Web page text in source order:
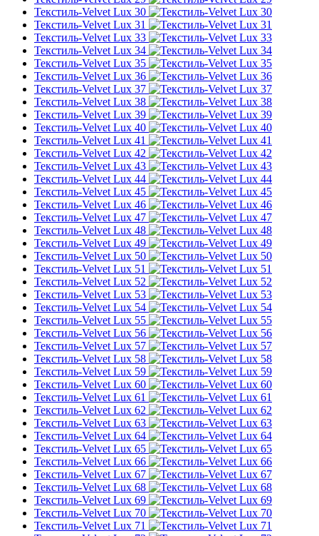
Текстиль-Velvet Lux 30
Текстиль-Velvet Lux 31
Текстиль-Velvet Lux 33
Текстиль-Velvet Lux 34
Текстиль-Velvet Lux 35
Текстиль-Velvet Lux 36
Текстиль-Velvet Lux 37
Текстиль-Velvet Lux 38
Текстиль-Velvet Lux 39
Текстиль-Velvet Lux 40
Текстиль-Velvet Lux 41
Текстиль-Velvet Lux 42
Текстиль-Velvet Lux 43
Текстиль-Velvet Lux 44
Текстиль-Velvet Lux 45
Текстиль-Velvet Lux 46
Текстиль-Velvet Lux 47
Текстиль-Velvet Lux 48
Текстиль-Velvet Lux 49
Текстиль-Velvet Lux 50
Текстиль-Velvet Lux 51
Текстиль-Velvet Lux 52
Текстиль-Velvet Lux 53
Текстиль-Velvet Lux 54
Текстиль-Velvet Lux 55
Текстиль-Velvet Lux 56
Текстиль-Velvet Lux 57
Текстиль-Velvet Lux 58
Текстиль-Velvet Lux 59
Текстиль-Velvet Lux 60
Текстиль-Velvet Lux 61
Текстиль-Velvet Lux 62
Текстиль-Velvet Lux 63
Текстиль-Velvet Lux 64
Текстиль-Velvet Lux 65
Текстиль-Velvet Lux 66
Текстиль-Velvet Lux 67
Текстиль-Velvet Lux 68
Текстиль-Velvet Lux 69
Текстиль-Velvet Lux 70
Текстиль-Velvet Lux 71